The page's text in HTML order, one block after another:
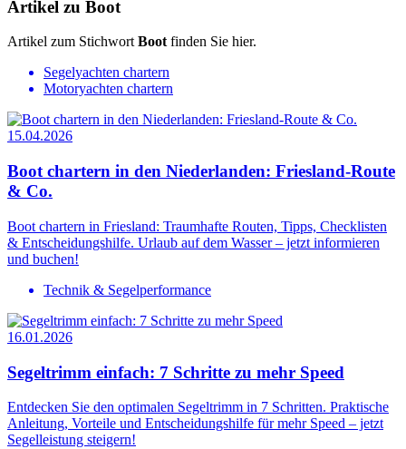
Artikel zu Boot
Artikel zum StichwortBootfinden Sie hier.
Segelyachten chartern
Motoryachten chartern
15.04.2026
Boot chartern in den Niederlanden: Friesland-Route
& Co.
Boot chartern in Friesland: Traumhafte Routen, Tipps, Checklisten
& Entscheidungshilfe. Urlaub auf dem Wasser – jetzt informieren
und buchen!
Technik & Segelperformance
16.01.2026
Segeltrimm einfach: 7 Schritte zu mehr Speed
Entdecken Sie den optimalen Segeltrimm in 7 Schritten. Praktische
Anleitung, Vorteile und Entscheidungshilfe für mehr Speed – jetzt
Segelleistung steigern!